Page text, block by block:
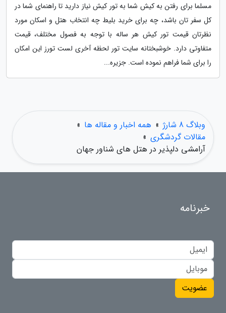
مسلما برای رفتن به کیش شما به تور کیش نیاز دارید تا راهنمای شما در
کل سفر تان باشد، چه برای خرید بلیط چه انتخاب هتل و اسکان مورد
نظرتان قیمت تور کیش هر ساله با توجه به فصول مختلف، قیمت
متفاوتی دارد. خوشبختانه سایت تور لحظه آخری لست تورز این امکان
را برای شما فراهم نموده است. جزیره...
وبلاگ 8 شارژ » همه اخبار و مقاله ها »
مقالات گردشگری »
آرامشی دلپذیر در هتل های شناور جهان
خبرنامه
عضویت